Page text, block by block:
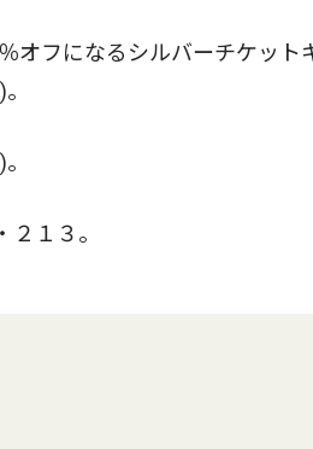
フになるシルバーチケット
１３。